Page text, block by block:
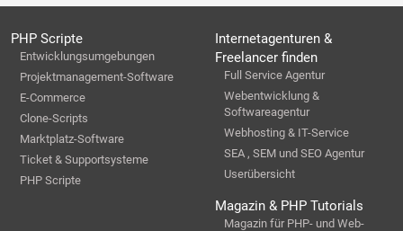
PHP Scripte
Entwicklungsumgebungen
Projektmanagement-Software
E-Commerce
Clone-Scripts
Marktplatz-Software
Ticket & Supportsysteme
PHP Scripte
Internetagenturen &
Freelancer finden
Full Service Agentur
Webentwicklung &
Softwareagentur
Webhosting & IT-Service
SEA , SEM und SEO Agentur
Userübersicht
Magazin & PHP Tutorials
Magazin für PHP- und Web-